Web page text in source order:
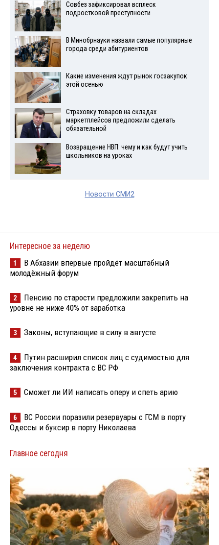
Совбез зафиксировал всплеск
подростковой преступности
В Минобрнауки назвали самые популярные
города среди абитуриентов
Какие изменения ждут рынок госзакупок
этой осенью
Страховку товаров на складах
маркетплейсов предложили сделать
обязательной
Возвращение НВП: чему и как будут учить
школьников на уроках
Новости СМИ2
Интересное за неделю
1
В Абхазии впервые пройдёт масштабный
молодёжный форум
2
Пенсию по старости предложили закрепить на
уровне не ниже 40% от заработка
3 Законы, вступающие в силу в августе
4
Путин расширил список лиц с судимостью для
заключения контракта с ВС РФ
5 Сможет ли ИИ написать оперу и спеть арию
6
ВС России поразили резервуары с ГСМ в порту
Одессы и буксир в порту Николаева
Главное сегодня